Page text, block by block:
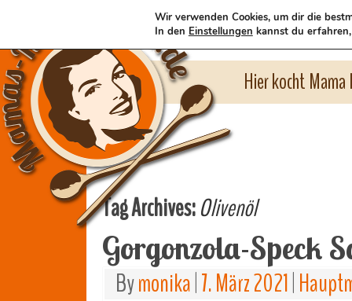
Hier kocht
Tag Archives:Olivenöl
Gorgonzola-Speck
Bymonika 7. März 2021
Wir verwenden Cookies, um dir die
In den Einstellungen kannst du